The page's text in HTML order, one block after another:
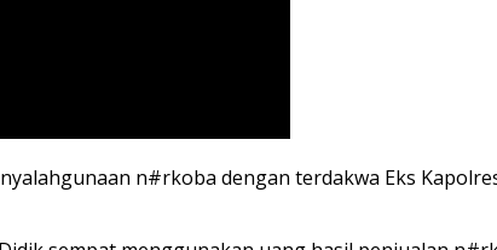
n#rkoba dengan terdakwa Eks